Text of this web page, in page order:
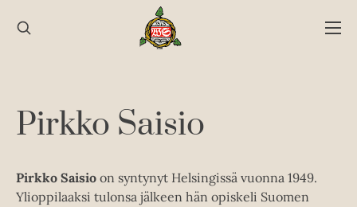
sisältöön
Pirkko Saisio
Pirkko Saisio on syntynyt Helsingissä vuonna 1949.
Ylioppilaaksi tulonsa jälkeen hän opiskeli Suomen